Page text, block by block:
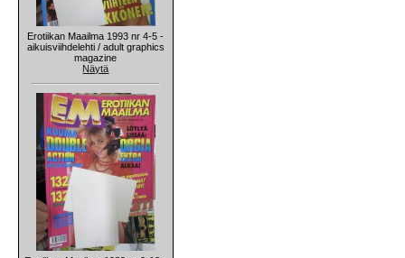
Erotiikan Maailma 1993 nr 4-5 -
aikuisviihdelehti / adult graphics
magazine
Näytä